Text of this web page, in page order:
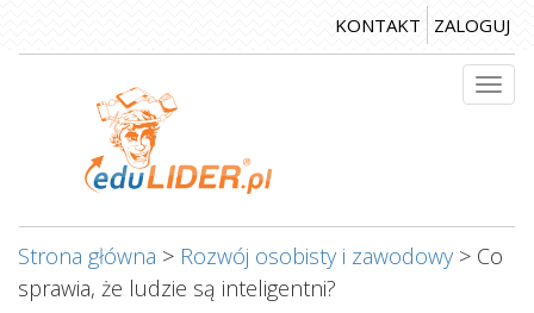
do
KONTAKT ZALOGUJ
Strona główna > Rozwój osobisty i zawodowy > Co
sprawia, że ludzie są inteligentni?